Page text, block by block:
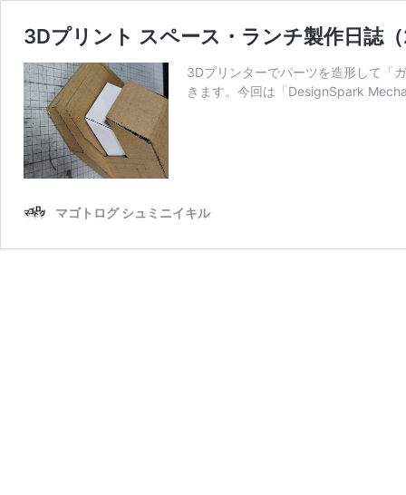
3Dプリント スペース・ランチ製作日誌
3Dプリンターでパーツを造形して「
きます。今回は「DesignSpark
マゴトログ シュミニイキル